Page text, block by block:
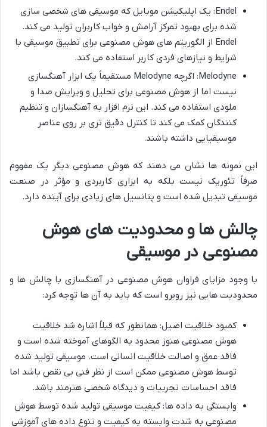
Endel: یک اپلیکیشن موبایل که موسیقی های شخصی سازی
شده برای بهبود تمرکز آرامش و خواب کاربران تولید می کند.
Endel از الگوریتم های هوش مصنوعی برای تطبیق موسیقی با
شرایط و نیازهای فردی کاربر استفاده می کند.
Melodyne: اگرچه Melodyne مستقیماً یک ابزار آهنگسازی
نیست اما از هوش مصنوعی برای تحلیل و ویرایش صدا و
ملودی استفاده می کند. این نرم افزار به آهنگسازان و تنظیم
کنندگان کمک می کند تا کنترل دقیق تری بر روی عناصر
موسیقیایی داشته باشند.
این نمونه ها نشان می دهند که هوش مصنوعی دیگر یک مفهوم
صرفاً تئوریک نیست بلکه به ابزاری کاربردی و مؤثر در صنعت
موسیقی تبدیل شده است و پتانسیل های زیادی برای آینده دارد.
چالش ها و محدودیت های هوش
مصنوعی در موسیقی
با وجود مزایای فراوان هوش مصنوعی در آهنگسازی با چالش ها و
محدودیت هایی نیز روبرو است که باید به آن ها توجه کرد:
کمبود خلاقیت اصیل: همانطور که قبلاً اشاره شد خلاقیت
هوش مصنوعی هنوز محدود به الگوهای آموخته شده است و
فاقد عمق و اصالت خلاقیت انسانی است. موسیقی تولید شده
توسط هوش مصنوعی ممکن است از نظر فنی بی نقص باشد اما
فاقد احساسات تجربیات و دیدگاه شخصی هنرمند باشد.
وابستگی به داده ها: کیفیت موسیقی تولید شده توسط هوش
مصنوعی به شدت وابسته به کیفیت و تنوع داده های آموزشی